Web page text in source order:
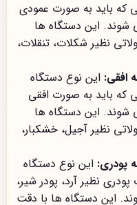
که باید به صورت عمودی
شوند. این دستگاه ها
نظیر شکلات، تنقلات،
افقی: این نوع دستگاه
که باید به صورت افقی
شوند. این دستگاه ها
نظیر آجیل، خشکبار،
پودری: این نوع دستگاه
نظیر آرد، پودر شیر،
این دستگاه ها با دقت